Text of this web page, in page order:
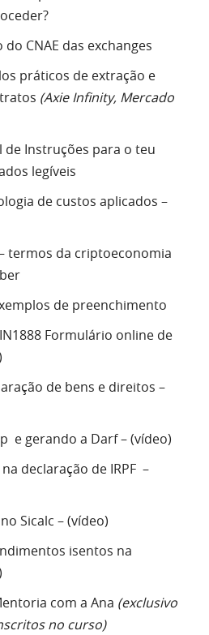
CNAE das exchanges
práticos de extração e
(Axie Infinity, Mercado
de Instruções para o teu
legíveis
de custos aplicados –
termos da criptoeconomia
de preenchimento
Formulário online de
de bens e direitos –
e gerando a Darf – (vídeo)
declaração de IRPF –
Sicalc – (vídeo)
isentos na
com a Ana (exclusivo
no curso)